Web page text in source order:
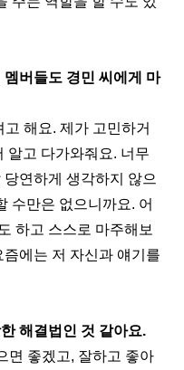
버들도 경민 씨에게 마
해요. 제가 고민하거
알고 다가와줘요. 너무
연하게 생각하지 않으
수만은 없으니까요. 어
하고 스스로 마주해보
에는 저 자신과 얘기를
해결법인 것 같아요.
면 좋겠고, 잘하고 좋아